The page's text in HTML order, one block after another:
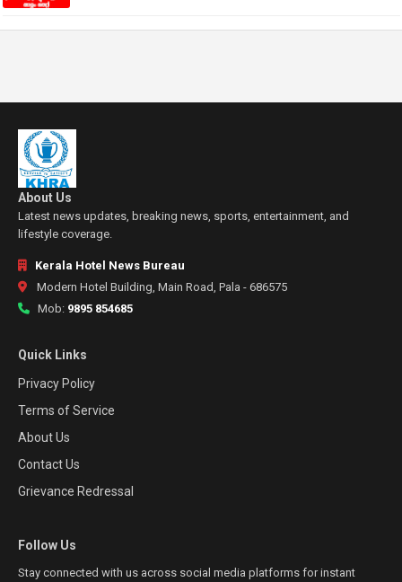
About Us
Latest news updates, breaking news, sports, entertainment, and
lifestyle coverage.
Kerala Hotel News Bureau
Modern Hotel Building, Main Road, Pala - 686575
Mob: 9895 854685
Quick Links
Privacy Policy
Terms of Service
About Us
Contact Us
Grievance Redressal
Follow Us
Stay connected with us across social media platforms for instant